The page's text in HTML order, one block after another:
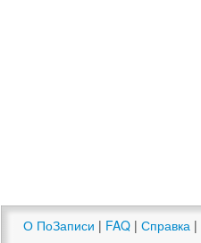
О ПоЗаписи | FAQ | Справка |